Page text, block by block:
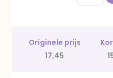
Originele prijs
17,45